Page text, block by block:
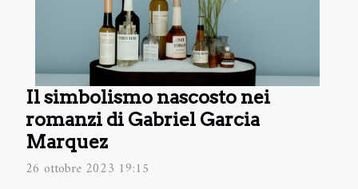
Il simbolismo nascosto nei
romanzi di Gabriel Garcia
Marquez
26 ottobre 2023 19:15